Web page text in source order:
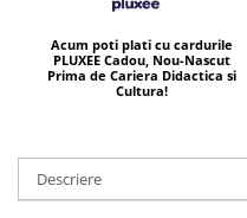
Acum poti plati cu cardurile
PLUXEE Cadou, Nou-Nascut
Prima de Cariera Didactica si
Cultura!
Descriere